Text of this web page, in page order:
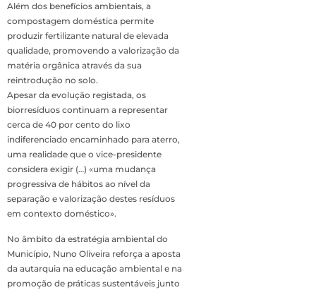
Além dos benefícios ambientais, a
compostagem doméstica permite
produzir fertilizante natural de elevada
qualidade, promovendo a valorização da
matéria orgânica através da sua
reintrodução no solo.
Apesar da evolução registada, os
biorresíduos continuam a representar
cerca de 40 por cento do lixo
indiferenciado encaminhado para aterro,
uma realidade que o vice-presidente
considera exigir (…) «uma mudança
progressiva de hábitos ao nível da
separação e valorização destes resíduos
em contexto doméstico».
No âmbito da estratégia ambiental do
Município, Nuno Oliveira reforça a aposta
da autarquia na educação ambiental e na
promoção de práticas sustentáveis junto